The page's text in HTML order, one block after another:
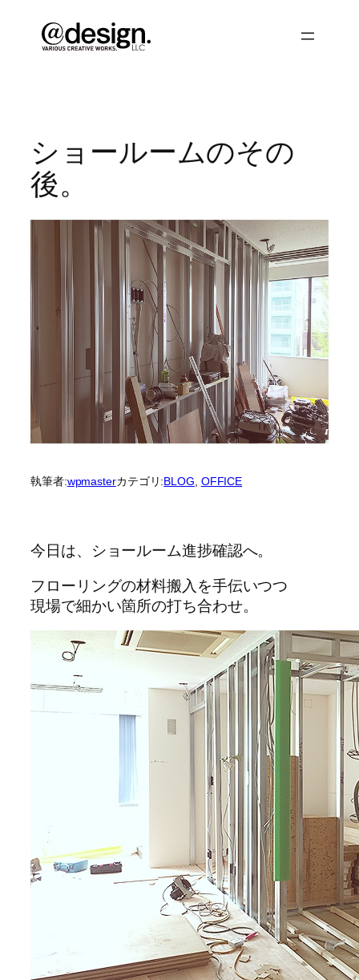
ショールームのその
後。
執筆者:wpmasterカテゴリ:BLOG, OFFICE
今日は、ショールーム進捗確認へ。
フローリングの材料搬入を手伝いつつ
現場で細かい箇所の打ち合わせ。